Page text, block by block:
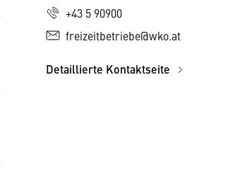
+43 5 90900
freizeitbetriebe@wko.at
Detaillierte Kontaktseite